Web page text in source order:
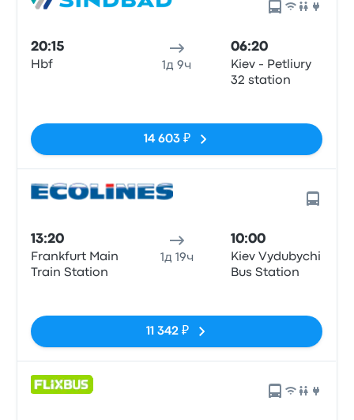
20:15
Hbf 1д 9ч
06:20
Kiev - Petliury
32 station
14 603 ₽
13:20
Frankfurt Main
Train Station
1д 19ч
10:00
Kiev Vydubychi
Bus Station
11 342 ₽